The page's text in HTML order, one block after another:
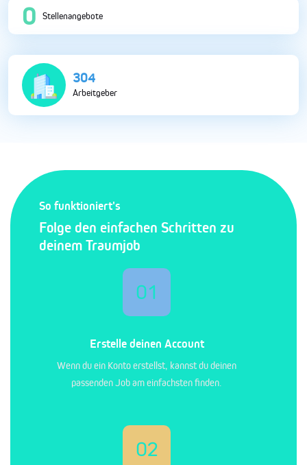
0 Stellenangebote
833
Arbeitgeber
So funktioniert's
Folge den einfachen Schritten zu
deinem Traumjob
01
Erstelle deinen Account
Wenn du ein Konto erstellst, kannst du deinen
passenden Job am einfachsten finden.
02